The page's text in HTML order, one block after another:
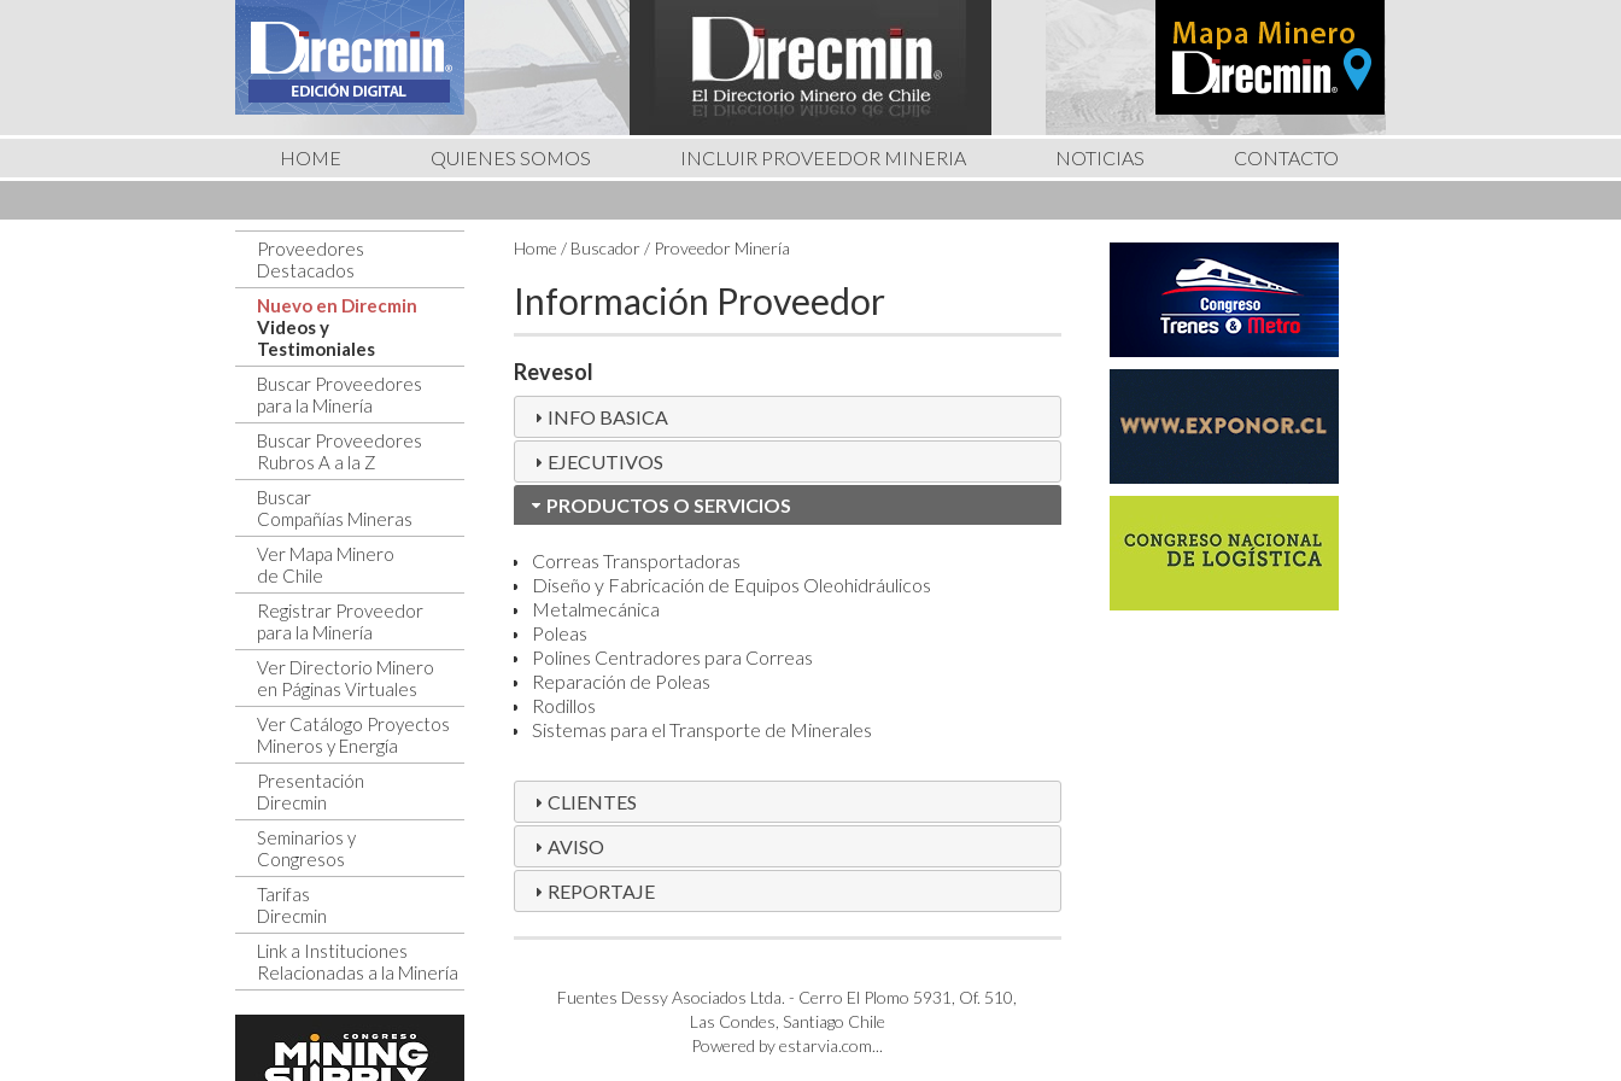
HOME QUIENES SOMOS INCLUIR PROVEEDOR MINERIA NOTICIAS CONTACTO
Proveedores
Destacados
Nuevo en Direcmin
Videos y
Testimoniales
Buscar Proveedores
para la Minería
Buscar Proveedores
Rubros A a la Z
Buscar
Compañías Mineras
Ver Mapa Minero
de Chile
Registrar Proveedor
para la Minería
Ver Directorio Minero
en Páginas Virtuales
Ver Catálogo Proyectos
Mineros y Energía
Presentación
Direcmin
Seminarios y
Congresos
Tarifas
Direcmin
Link a Instituciones
Relacionadas a la Minería
Home / Buscador / Proveedor Minería
Información Proveedor
Revesol
INFO BASICA
EJECUTIVOS
PRODUCTOS O SERVICIOS
Correas Transportadoras
Diseño y Fabricación de Equipos Oleohidráulicos
Metalmecánica
Poleas
Polines Centradores para Correas
Reparación de Poleas
Rodillos
Sistemas para el Transporte de Minerales
CLIENTES
AVISO
REPORTAJE
Fuentes Dessy Asociados Ltda. - Cerro El Plomo 5931, Of. 510,
Las Condes, Santiago Chile
Powered by estarvia.com...